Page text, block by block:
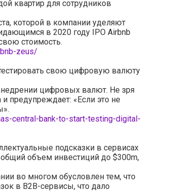
квартир для сотрудников
которой в компании уделяют
в 2020 году IPO Airbnb
стоимость.
zeus/
свою цифровую валюту
цифровых валют. Не зря
предупреждает: «Если это не
central-bank-to-start-testing-digital-
подсказки в сервисах
объем инвестиций до $300m,
во многом обусловлен тем, что
в B2B-сервисы, что дало